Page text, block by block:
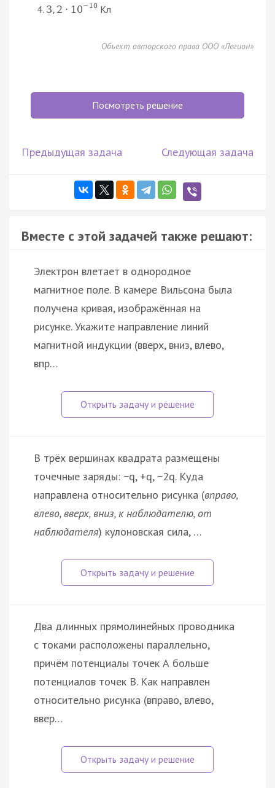
3, 2 ⋅ 10− 10Кл
Объект авторского права ООО «Легион»
Посмотреть решение
Предыдущая задача Следующая задача
Вместе с этой задачей также решают:
Электрон влетает в однородное
магнитное поле. В камере Вильсона была
получена кривая, изображённая на
рисунке. Укажите направление линий
магнитной индукции (вверх, вниз, влево,
впр…
В трёх вершинах квадрата размещены
точечные заряды: −q, +q, −2q. Куда
направлена относительно рисунка (вправо,
влево, вверх, вниз, к наблюдателю, от
наблюдателя) кулоновская сила, …
Два длинных прямолинейных проводника
с токами расположены параллельно,
причём потенциалы точек А больше
потенциалов точек В. Как направлен
относительно рисунка (вправо, влево,
ввер…